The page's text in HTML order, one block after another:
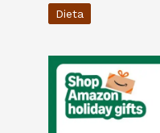
Dieta